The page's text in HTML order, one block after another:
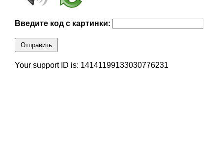
Введите код с картинки:
Отправить
Your support ID is: 14141199133030776231